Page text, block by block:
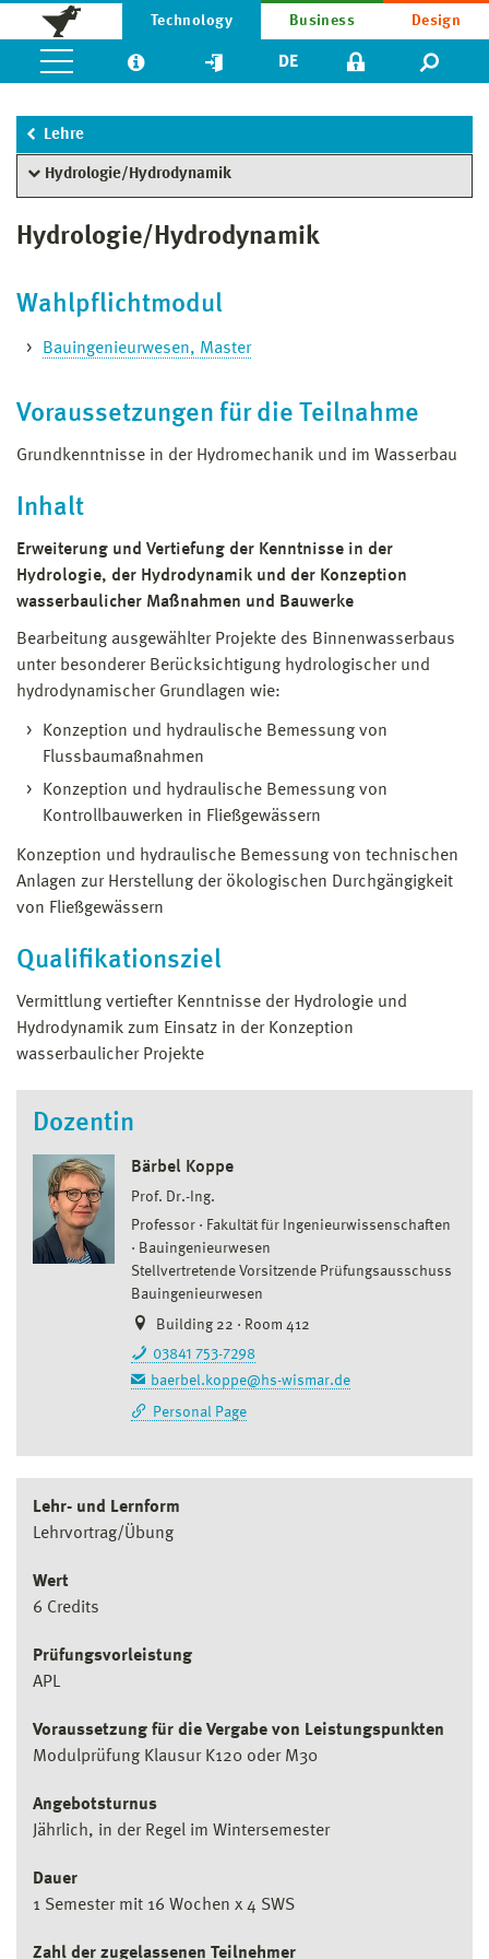
Technology Business Design
DE
Lehre
Hydrologie/Hydrodynamik
Hydrologie/Hydrodynamik
Wahlpflichtmodul
Bauingenieurwesen, Master
Voraussetzungen für die Teilnahme
Grundkenntnisse in der Hydromechanik und im Wasserbau
Inhalt
Erweiterung und Vertiefung der Kenntnisse in der
Hydrologie, der Hydrodynamik und der Konzeption
wasserbaulicher Maßnahmen und Bauwerke
Bearbeitung ausgewählter Projekte des Binnenwasserbaus
unter besonderer Berücksichtigung hydrologischer und
hydrodynamischer Grundlagen wie:
Konzeption und hydraulische Bemessung von
Flussbaumaßnahmen
Konzeption und hydraulische Bemessung von
Kontrollbauwerken in Fließgewässern
Konzeption und hydraulische Bemessung von technischen
Anlagen zur Herstellung der ökologischen Durchgängigkeit
von Fließgewässern
Qualifikationsziel
Vermittlung vertiefter Kenntnisse der Hydrologie und
Hydrodynamik zum Einsatz in der Konzeption
wasserbaulicher Projekte
Dozentin
Bärbel Koppe
Prof. Dr.-Ing.
Professor
Fakultät für Ingenieurwissenschaften
Bauingenieurwesen
Stellvertretende Vorsitzende Prüfungsausschuss
Bauingenieurwesen
Building 22 · Room 412
03841 753-7298
baerbel.koppe@hs-wismar.de
Personal Page
Lehr- und Lernform
Lehrvortrag/Übung
Wert
6 Credits
Prüfungsvorleistung
APL
Voraussetzung für die Vergabe von Leistungspunkten
Modulprüfung Klausur K120 oder M30
Angebotsturnus
Jährlich, in der Regel im Wintersemester
Dauer
1 Semester mit 16 Wochen x 4 SWS
Zahl der zugelassenen Teilnehmer